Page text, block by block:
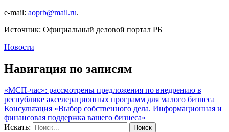
e-mail: aoprb@mail.ru.
Источник: Официальный деловой портал РБ
Новости
Навигация по записям
«МСП-час»: рассмотрены предложения по внедрению в
республике акселерационных программ для малого бизнеса
Консультация «Выбор собственного дела. Информационная и
финансовая поддержка вашего бизнеса»
Искать: